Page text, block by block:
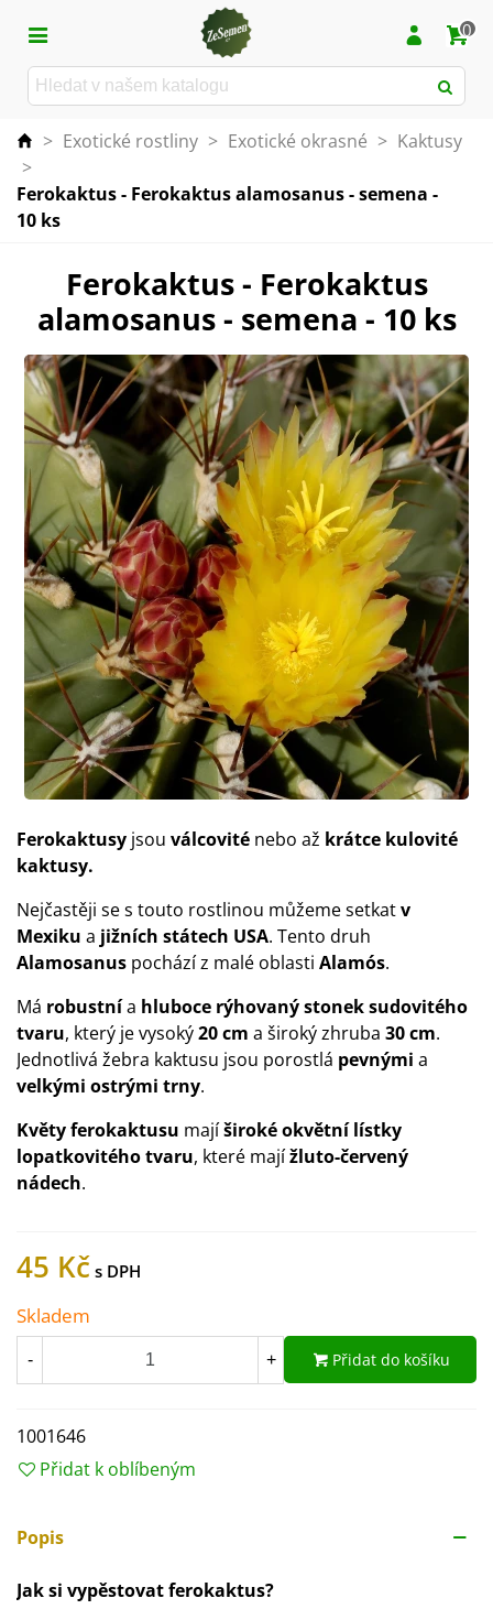
0
> Exotické rostliny > Exotické okrasné > Kaktusy
>
Ferokaktus - Ferokaktus alamosanus - semena -
10 ks
Ferokaktus - Ferokaktus
alamosanus - semena - 10 ks
Ferokaktusy jsou válcovité nebo až krátce kulovité
kaktusy.
Nejčastěji se s touto rostlinou můžeme setkatv
Mexiku a jižních státech USA. Tento druh
Alamosanus pochází z malé oblasti Alamós.
Má robustnía hluboce rýhovaný stonek sudovitého
tvaru, který je vysoký20 cm a široký zhruba 30 cm.
Jednotlivá žebra kaktusu jsou porostlá pevnými a
velkými ostrými trny.
Květy ferokaktusu majíširoké okvětní lístky
lopatkovitého tvaru, které majížluto-červený
nádech.
45 Kč
Skladem
- + Přidat do košíku
1001646
Přidat k oblíbeným
Popis
Jak si vypěstovat ferokaktus?